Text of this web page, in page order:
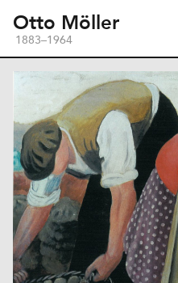
Otto Möller
1883–1964